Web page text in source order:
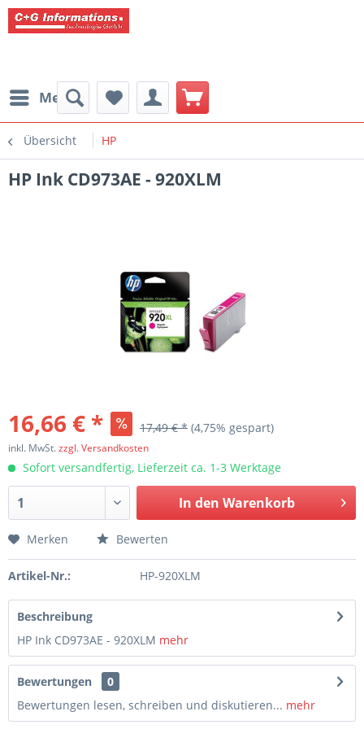
Menü
Übersicht HP
HP Ink CD973AE - 920XLM
16,66 € * 17,49 € * (4,75% gespart)
inkl. MwSt.zzgl. Versandkosten
Sofort versandfertig, Lieferzeit ca. 1-3 Werktage
In den Warenkorb
Merken Bewerten
Artikel-Nr.: HP-920XLM
Beschreibung
HP Ink CD973AE - 920XLM mehr
Bewertungen
0
Bewertungen lesen, schreiben und diskutieren... mehr